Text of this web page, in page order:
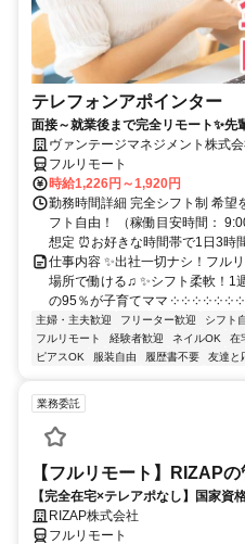
テレフォンアポインター
面接～就業後まで完全リモート✨
ヴァンテージマネジメント株式
フルリモート
時給1,226円～1,920円
勤務時間詳細 完全シフト制 希望
フト自由！ （稼働目安時間：
想定 ⏰お好きな時間帯で1日3時
仕事内容 ✨出社一切ナシ！フル
場所で働ける♫ ✨シフト柔軟！1
の95％が子育てママ ༶ ༶ ༶ ༶ ༶ ༶ ༶
主婦・主夫歓迎 フリーター歓迎 シフト
フルリモート
経験者歓迎 ネイルOK 在
ピアスOK
服装自由 履歴書不要 友達と
業務委託
【フルリモート】RIZAP
【完全在宅×テレアポなし】国家資
う一つの安心」を。主婦・Wワーカ
方以降の数時間だけ」など、生活リ
RIZAP株式会社
フルリモート